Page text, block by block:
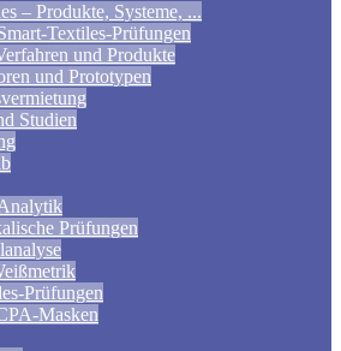
– Produkte, Systeme, ...
Textiles-Prüfungen
und Produkte
und Prototypen
Studien
Prüfungen
Prüfungen
Masken